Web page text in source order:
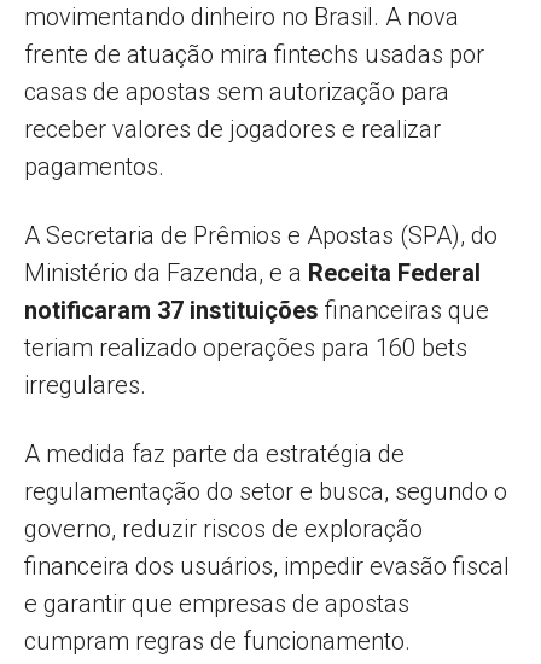
movimentando dinheiro no Brasil. A nova
frente de atuação mira fintechs usadas por
casas de apostas sem autorização para
receber valores de jogadores e realizar
pagamentos.
A Secretaria de Prêmios e Apostas (SPA), do
Ministério da Fazenda, e a Receita Federal
notificaram 37 instituições financeiras que
teriam realizado operações para 160 bets
irregulares.
A medida faz parte da estratégia de
regulamentação do setor e busca, segundo o
governo, reduzir riscos de exploração
financeira dos usuários, impedir evasão fiscal
e garantir que empresas de apostas
cumpram regras de funcionamento.